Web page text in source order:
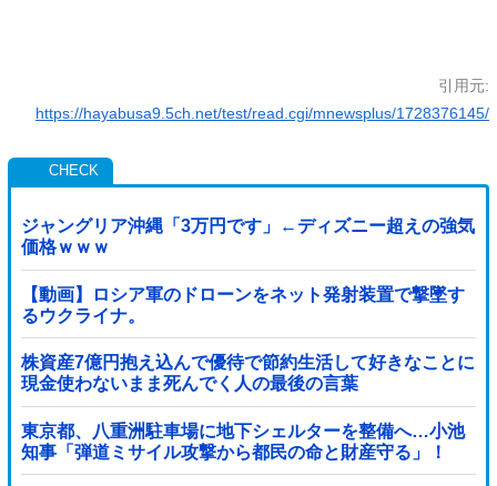
引用元:
https://hayabusa9.5ch.net/test/read.cgi/mnewsplus/1728376145/
ジャングリア沖縄「3万円です」←ディズニー超えの強気
価格ｗｗｗ
【動画】ロシア軍のドローンをネット発射装置で撃墜す
るウクライナ。
株資産7億円抱え込んで優待で節約生活して好きなことに
現金使わないまま死んでく人の最後の言葉
東京都、八重洲駐車場に地下シェルターを整備へ…小池
知事「弾道ミサイル攻撃から都民の命と財産守る」！